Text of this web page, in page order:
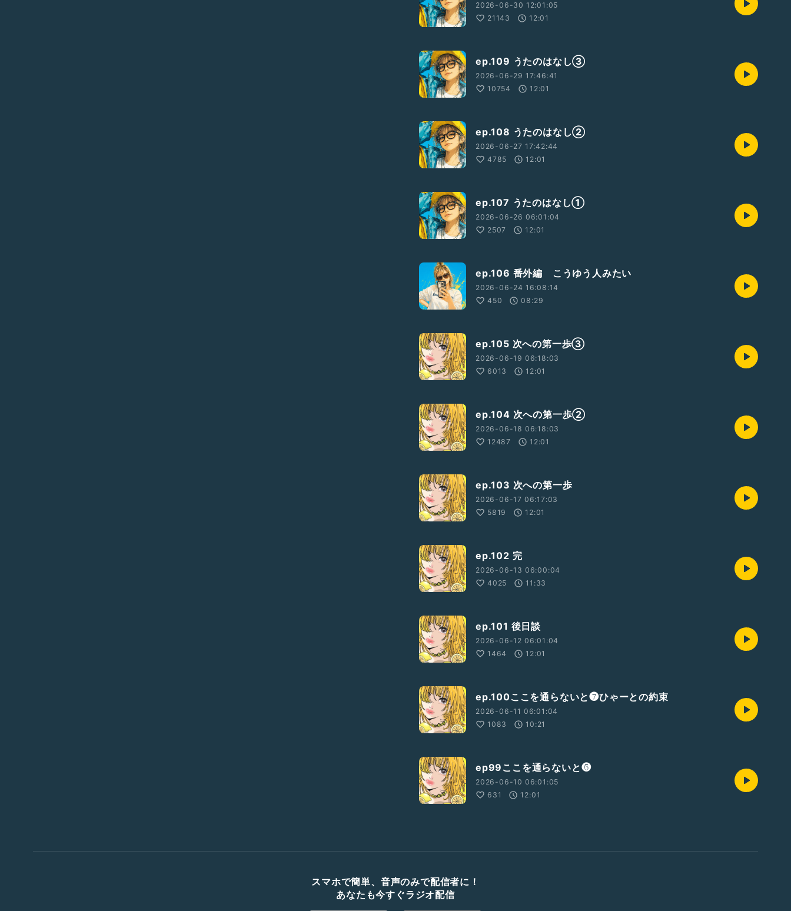
2026-06-30 12:01:05
21143
12:01
ep.109 うたのはなし③
2026-06-29 17:46:41
10754
12:01
ep.108 うたのはなし②
2026-06-27 17:42:44
4785
12:01
ep.107 うたのはなし①
2026-06-26 06:01:04
2507
12:01
ep.106 番外編 こうゆう人みたい
2026-06-24 16:08:14
450
08:29
ep.105 次への第一歩③
2026-06-19 06:18:03
6013
12:01
ep.104 次への第一歩②
2026-06-18 06:18:03
12487
12:01
ep.103 次への第一歩
2026-06-17 06:17:03
5819
12:01
ep.102 完
2026-06-13 06:00:04
4025
11:33
ep.101 後日談
2026-06-12 06:01:04
1464
12:01
ep.100ここを通らないと❼ひゃーとの約束
2026-06-11 06:01:04
1083
10:21
ep99ここを通らないと❻
2026-06-10 06:01:05
631
12:01
スマホで簡単、音声のみで配信者に！
あなたも今すぐラジオ配信